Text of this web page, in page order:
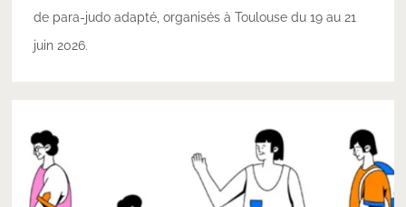
de para-judo adapté, organisés à Toulouse du 19 au 21
juin 2026.